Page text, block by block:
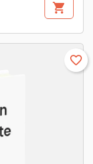
shopping_cart
favorite_border